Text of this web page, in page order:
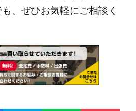
、ぜひお気軽にご相談く